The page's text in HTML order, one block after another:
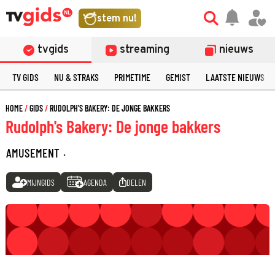
stem nu!
tvgids streaming nieuws
TV GIDS NU & STRAKS PRIMETIME GEMIST LAATSTE NIEUWS
HOME GIDS RUDOLPH'S BAKERY: DE JONGE BAKKERS
Rudolph's Bakery: De jonge bakkers
AMUSEMENT ·
MIJNGIDS AGENDA DELEN